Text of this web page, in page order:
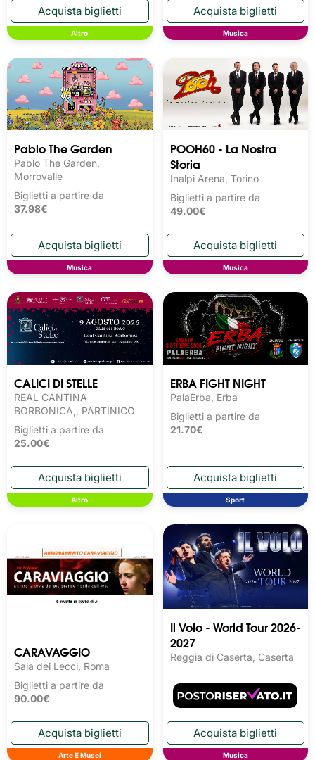
Altro Musica
Pablo The Garden
Pablo The Garden,
Morrovalle
Biglietti a partire da
37.98€
Musica
POOH60 - La Nostra
Storia
Inalpi Arena, Torino
Biglietti a partire da
49.00€
Musica
CALICI DI STELLE
REAL CANTINA
BORBONICA,, PARTINICO
Biglietti a partire da
25.00€
Altro
ERBA FIGHT NIGHT
PalaErba, Erba
Biglietti a partire da
21.70€
Sport
CARAVAGGIO
Sala dei Lecci, Roma
Biglietti a partire da
90.00€
Arte E Musei
Il Volo - World Tour 2026-
2027
Reggia di Caserta, Caserta
Musica